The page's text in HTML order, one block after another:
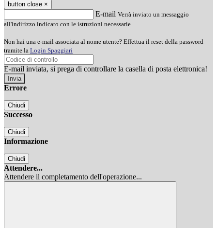
button close ×
E-mail Verrà inviato un messaggio
all'indirizzo indicato con le istruzioni necessarie.
Non hai una e-mail associata al nome utente? Effettua il reset della password
tramite la Login Spaggiari
E-mail inviata, si prega di controllare la casella di posta elettronica!
Errore
Chiudi
Successo
Chiudi
Informazione
Chiudi
Attendere...
Attendere il completamento dell'operazione...